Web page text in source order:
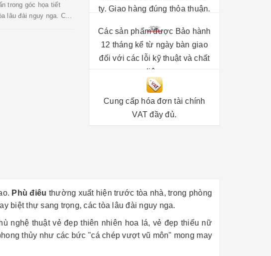
trong góc họa tiết
lâu đài nguy nga. C...
ty. Giao hàng đúng thỏa thuận.
Các sản phẩm được Bảo hành
12 tháng kể từ ngày bàn giao
đối với các lỗi kỹ thuật và chất
liệu.
Cung cấp hóa đơn tài chính
VAT đầy đủ.
Phù điêu thường xuất hiện trước tòa nhà, trong phòng
biệt thự sang trọng, các tòa lâu đài nguy nga.
nghệ thuật vẻ đẹp thiên nhiên hoa lá, vẻ đẹp thiếu nữ
thủy như các bức "cá chép vượt vũ môn" mong may